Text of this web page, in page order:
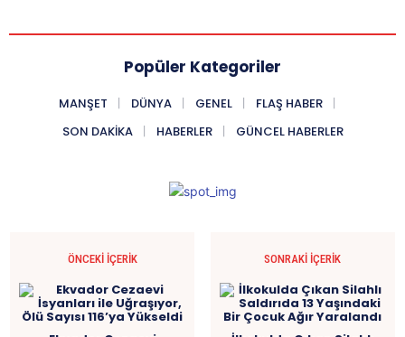
Popüler Kategoriler
MANŞET DÜNYA GENEL
FLAŞ HABER
SON DAKIKA
HABERLER GÜNCEL HABERLER
ÖNCEKI İÇERIK SONRAKI İÇERIK